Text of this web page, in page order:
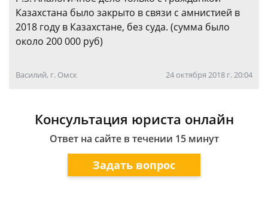
Казахстана было закрыто в связи с амнистией в
2018 году в Казахстане, без суда. (сумма было
около 200 000 руб)
Василий, г. Омск 24 октября 2018 г. 20:04
Консультация юриста онлайн
Ответ на сайте в течении 15 минут
Задать вопрос